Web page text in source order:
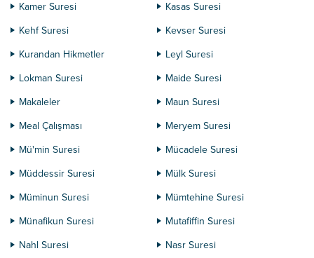
Kamer Suresi
Kasas Suresi
Kehf Suresi
Kevser Suresi
Kurandan Hikmetler
Leyl Suresi
Lokman Suresi
Maide Suresi
Makaleler
Maun Suresi
Meal Çalışması
Meryem Suresi
Mü'min Suresi
Mücadele Suresi
Müddessir Suresi
Mülk Suresi
Müminun Suresi
Mümtehine Suresi
Münafikun Suresi
Mutafiffin Suresi
Nahl Suresi
Nasr Suresi